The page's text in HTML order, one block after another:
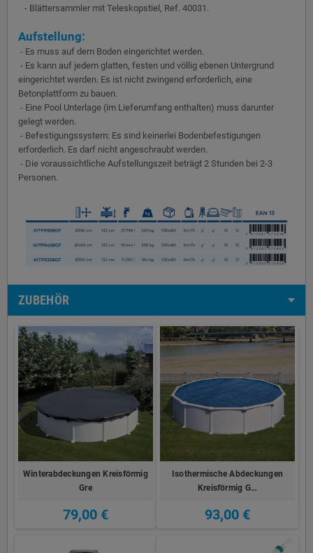
- Blättersammler mit Teleskopstiel, Ref. 40031.
Aufstellung:
- Es muss auf dem Boden eingerichtet werden.
- Es kann auf jedem glatten, festen und völlig ebenen Untergrund
eingerichtet werden. Es ist nicht zwingend erforderlich, eine
Betonplattform zu bauen.
- Eine Pool Unterlage (im Lieferumfang enthalten) muss darunter
gelegt werden.
- Befestigungssystem: Es sind keinerlei Bodenbefestigungen
erforderlich. Es darf nicht angeschraubt werden.
- Die voraussichtliche Aufstellungszeit beträgt 2 Stunden bei 2-3
Personen.
ZUBEHÖR
Winterabdeckungen Kreisförmig
Gre
79,00 €
Isothermische Abdeckungen
Kreisförmig G…
93,00 €